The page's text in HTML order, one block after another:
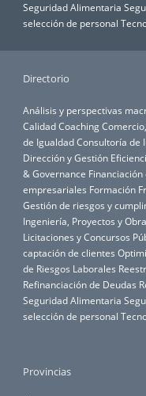
Seguridad Alimentaria
selección de personal
Directorio
Análisis y perspectivas
CalidadCoaching
de IgualdadConsultoría de
Dirección y Gestión
& Governance
empresariales Formación
Gestión de riesgos y
Ingeniería, Proyectos y
Licitaciones y Concursos
captación de clientes
de Riesgos Laborales
Refinanciación de Deudas
Seguridad Alimentaria
selección de personal
Provincias